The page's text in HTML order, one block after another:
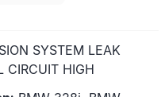
SYSTEM LEAK
CIRCUIT HIGH